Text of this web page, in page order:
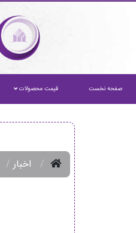
صفحه نخست قیمت محصولات
اخبار